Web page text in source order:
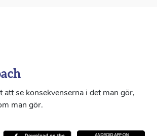
att se konsekvenserna i det man gör,
man gör.